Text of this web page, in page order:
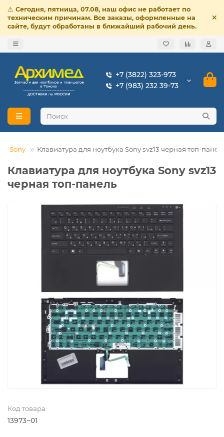
⚠️ Сегодня, пятница, 07.08, наш офис не работает по
техническим причинам. Все заказы, оформленные на
сайте, будут обработаны в ближайший рабочий день.
+7 (3822) 323-973
+7 (983) 232 39-73
Sony Клавиатура для ноутбука Sony svz13 черная топ-
Клавиатура для ноутбука Sony svz13
черная топ-панель
Код товара
13973~01